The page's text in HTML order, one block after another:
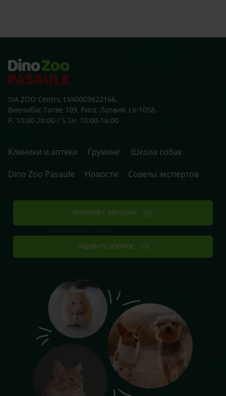
SIA ZOO Centrs, LV40003622166,
Виенибас Гатве 109, Рига, Латвия, LV-1058.
P. 10:00-20:00 / S.SV. 10:00-16:00
Клиники и аптеки Груминг
Школа собак
Dino Zoo Pasaule
Новости Советы экспертов
ИНТЕРНЕТ-МАГАЗИН
ЗАДАВАТЬ ВОПРОС